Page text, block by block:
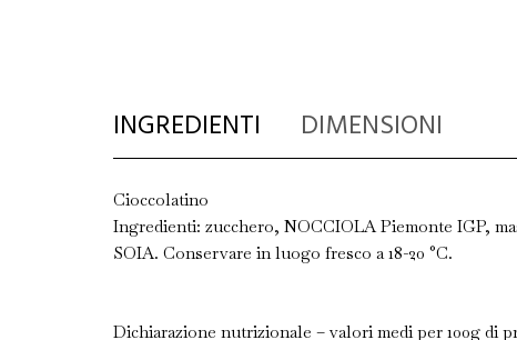
INGREDIENTI DIMENSIONI
Cioccolatino
Ingredienti: zucchero, NOCCIOLA Piemonte IGP,
SOIA. Conservare in luogo fresco a 18-20 °C.
Dichiarazione nutrizionale – valori medi per 100g di